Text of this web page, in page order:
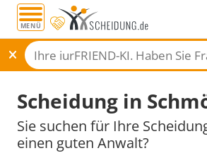
MENÜ
Scheidung in
Sie suchen für Ihre
einen guten Anwalt?